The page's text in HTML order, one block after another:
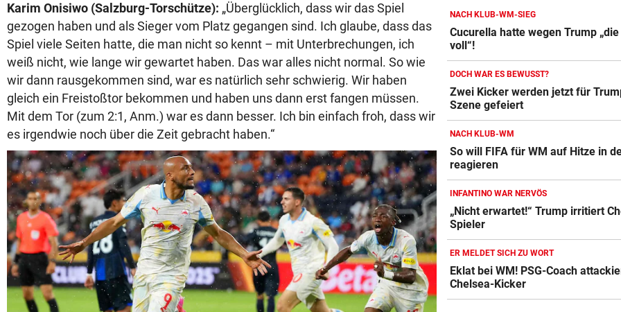
Karim Onisiwo (Salzburg-Torschütze): „Überglücklich, dass wir das Spiel
gezogen haben und als Sieger vom Platz gegangen sind. Ich glaube, dass das
Spiel viele Seiten hatte, die man nicht so kennt – mit Unterbrechungen, ich
weiß nicht, wie lange wir gewartet haben. Das war alles nicht normal. So wie
wir dann rausgekommen sind, war es natürlich sehr schwierig. Wir haben
gleich ein Freistoßtor bekommen und haben uns dann erst fangen müssen.
Mit dem Tor (zum 2:1, Anm.) war es dann besser. Ich bin einfach froh, dass wir
es irgendwie noch über die Zeit gebracht haben.“
NACH KLUB-WM-SIEG
Cucurella hatte wegen Trump
voll“!
DOCH WAR ES BEWUSST?
Zwei Kicker werden jetzt für
Szene gefeiert
NACH KLUB-WM
So will FIFA für WM auf Hitze in
reagieren
INFANTINO WAR NERVÖS
„Nicht erwartet!“ Trump irritiert
Spieler
ER MELDET SICH ZU WORT
Eklat bei WM! PSG-Coach
Chelsea-Kicker
Action-Cam Vergleich
ZUM VERGLEICH
Crosstrainer Vergleich
ZUM VERGLEICH
E-Bike Vergleich
ZUM VERGLEICH
Elektro-Scooter Vergleich
ZUM VERGLEICH
Ergometer Vergleich